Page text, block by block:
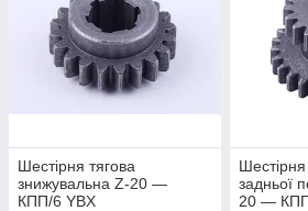
Шестірня тягова
знижувальна Z-20 —
КПП/6 YBX
задньої
20 —